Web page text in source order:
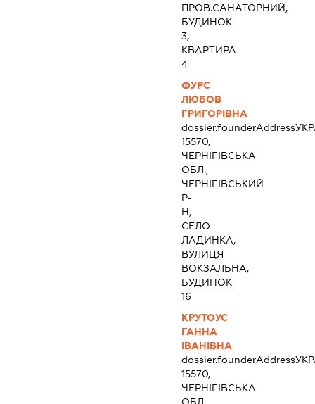
ПРОВ.САНАТОРНИЙ,
БУДИНОК
3,
КВАРТИРА
4
ФУРС
ЛЮБОВ
ГРИГОРІВНА
dossier.founderAddress
15570,
ЧЕРНІГІВСЬКА
ОБЛ.,
ЧЕРНІГІВСЬКИЙ
Р-
Н,
СЕЛО
ЛАДИНКА,
ВУЛИЦЯ
ВОКЗАЛЬНА,
БУДИНОК
16
КРУТОУС
ГАННА
ІВАНІВНА
dossier.founderAddress
15570,
ЧЕРНІГІВСЬКА